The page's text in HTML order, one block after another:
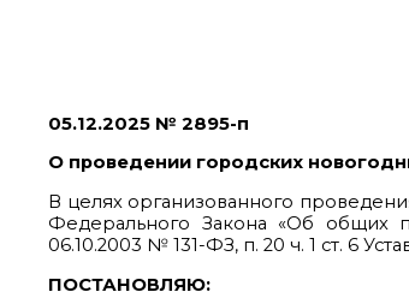
05.12.2025 № 2895-п
О проведении городских
В целях организованного
Федерального Закона «Об общих
06.10.2003 № 131-ФЗ, п. 20 ч. 1 ст. 6
ПОСТАНОВЛЯЮ: